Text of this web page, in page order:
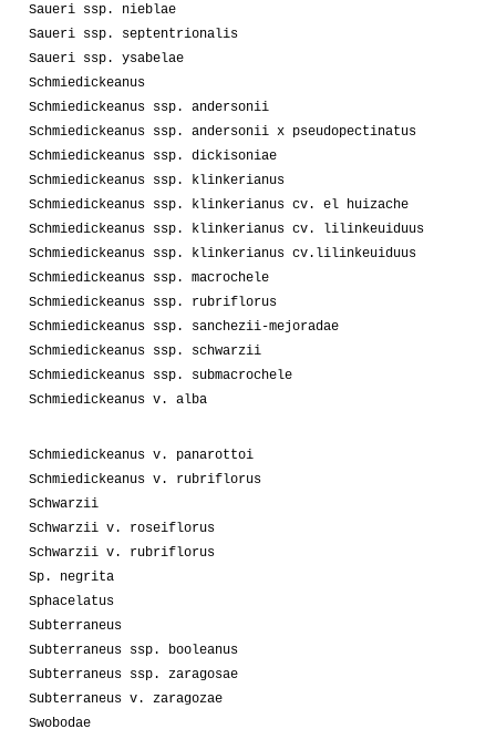
Saueri ssp. nieblae
Saueri ssp. septentrionalis
Saueri ssp. ysabelae
Schmiedickeanus
Schmiedickeanus ssp. andersonii
Schmiedickeanus ssp. andersonii x pseudopectinatus
Schmiedickeanus ssp. dickisoniae
Schmiedickeanus ssp. klinkerianus
Schmiedickeanus ssp. klinkerianus cv. el huizache
Schmiedickeanus ssp. klinkerianus cv. lilinkeuiduus
Schmiedickeanus ssp. klinkerianus cv.lilinkeuiduus
Schmiedickeanus ssp. macrochele
Schmiedickeanus ssp. rubriflorus
Schmiedickeanus ssp. sanchezii-mejoradae
Schmiedickeanus ssp. schwarzii
Schmiedickeanus ssp. submacrochele
Schmiedickeanus v. alba
Schmiedickeanus v. panarottoi
Schmiedickeanus v. rubriflorus
Schwarzii
Schwarzii v. roseiflorus
Schwarzii v. rubriflorus
Sp. negrita
Sphacelatus
Subterraneus
Subterraneus ssp. booleanus
Subterraneus ssp. zaragosae
Subterraneus v. zaragozae
Swobodae